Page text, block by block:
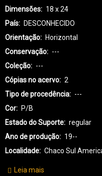
Dimensões
18 x 24
País
DESCONHECIDO
Orientação
Horizontal
Conservação
---
Coleção
---
Cópias no acervo
2
Tipo de procedência
---
Cor
P/B
Estado do Suporte
regular
Ano de produção
19--
Localidade
Chaco Sul
Leia mais